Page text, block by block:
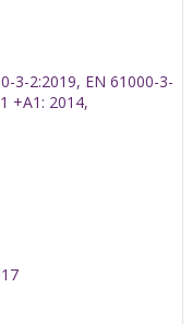
3-2:2019, EN 61000-3-
+A1: 2014,